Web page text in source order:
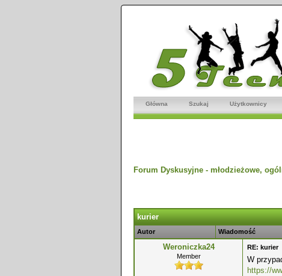
Główna Szukaj Użytkownicy
Forum Dyskusyjne - młodzieżowe,
kurier
Autor Wiadomość
Weroniczka24
Member
RE: kurier
W
https://